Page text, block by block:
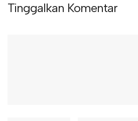
Tinggalkan Komentar